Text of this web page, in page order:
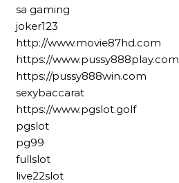
sa gaming
joker123
http://www.movie87hd.com
https://www.pussy888play.com
https://pussy888win.com
sexybaccarat
https://www.pgslot.golf
pgslot
pg99
fullslot
live22slot